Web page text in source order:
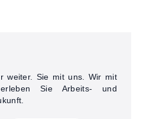
weiter. Sie mit uns. Wir mit
Sie Arbeits- und